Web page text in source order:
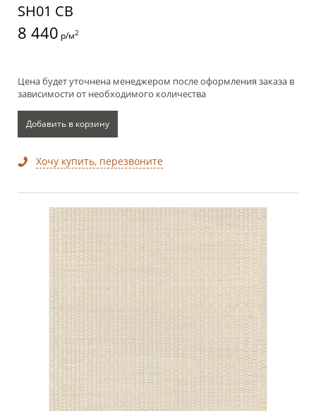
SH01 CB
8 440 р/м2
Цена будет уточнена менеджером после оформления заказа в
зависимости от необходимого количества
Добавить в корзину
Хочу купить, перезвоните